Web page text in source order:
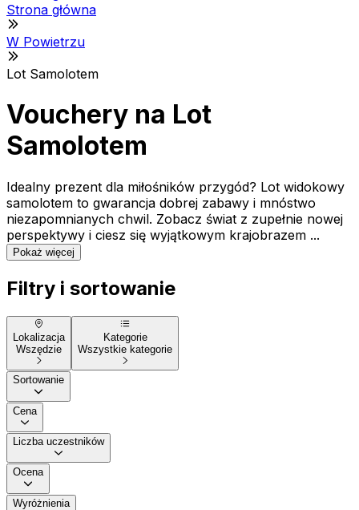
Strona główna
W Powietrzu
Lot Samolotem
Vouchery na Lot
Samolotem
Idealny prezent dla miłośników przygód? Lot widokowy
samolotem to gwarancja dobrej zabawy i mnóstwo
niezapomnianych chwil. Zobacz świat z zupełnie nowej
perspektywy i ciesz się wyjątkowym krajobrazem ...
Pokaż więcej
Filtry i sortowanie
Lokalizacja
Wszędzie
Kategorie
Wszystkie kategorie
Sortowanie
Cena
Liczba uczestników
Ocena
Wyróżnienia